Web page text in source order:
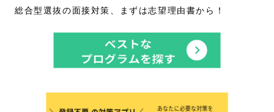
総合型選抜の面接対策、まずは志望理由書から！